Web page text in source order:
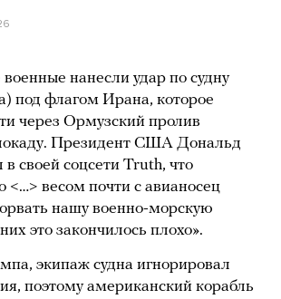
нанесли удар по судну
под флагом Ирана, которое
через Ормузский пролив
Президент США Дональд
своей соцсети Truth, что
<…> весом почти с авианосец
нашу военно-морскую
это закончилось плохо».
экипаж судна игнорировал
поэтому американский корабль